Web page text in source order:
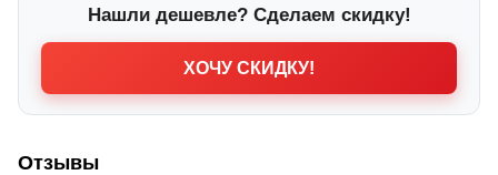
Нашли дешевле? Сделаем скидку!
ХОЧУ СКИДКУ!
Отзывы